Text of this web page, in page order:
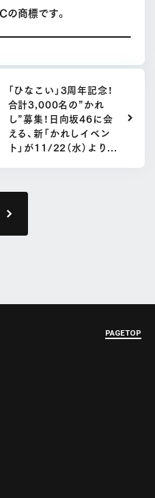
商標です。
「ひなこい」3周年記念！
合計3,000名の”かれ
し”募集！日向坂46に会
える、新「かれしイベン
ト」が11/22（水）より...
PAGETOP